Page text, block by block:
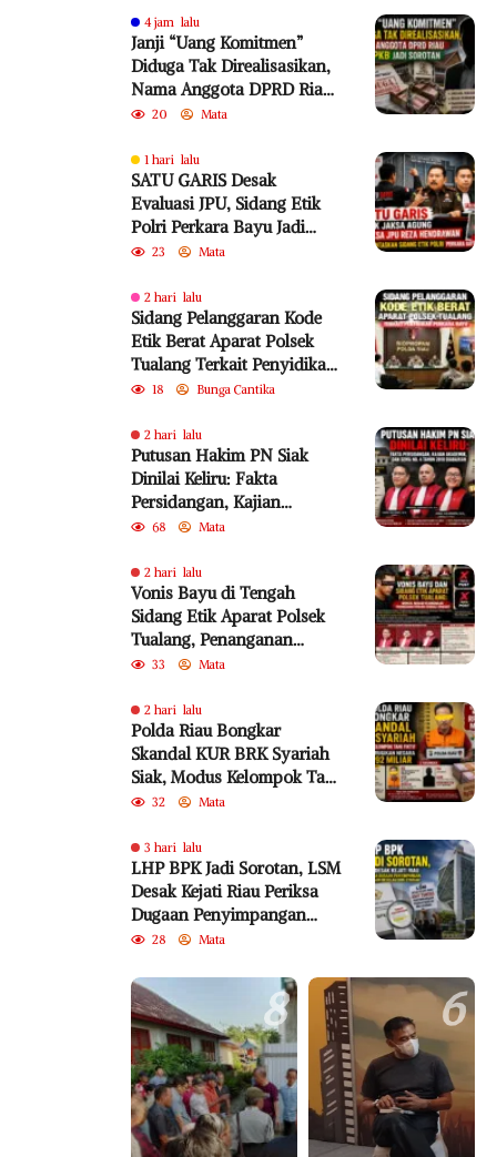
4 jam lalu
Janji “Uang Komitmen”
Diduga Tak Direalisasikan,
Nama Anggota DPRD Riau
dari PKB Jadi Sorotan
20 Mata
1 hari lalu
SATU GARIS Desak
Evaluasi JPU, Sidang Etik
Polri Perkara Bayu Jadi
Sorotan
23 Mata
2 hari lalu
Sidang Pelanggaran Kode
Etik Berat Aparat Polsek
Tualang Terkait Penyidikan
Perkara Bayu
18 Bunga Cantika
2 hari lalu
Putusan Hakim PN Siak
Dinilai Keliru: Fakta
Persidangan, Kajian
Akademik, dan SEMA No. 4
68 Mata
2 hari lalu
Vonis Bayu di Tengah
Sidang Etik Aparat Polsek
Tualang, Penanganan
Perkara Kembali Jadi
33 Mata
2 hari lalu
Polda Riau Bongkar
Skandal KUR BRK Syariah
Siak, Modus Kelompok Tani
Fiktif Diduga Rugikan
32 Mata
3 hari lalu
LHP BPK Jadi Sorotan, LSM
Desak Kejati Riau Periksa
Dugaan Penyimpangan
Program Bedelau BRK
28 Mata
8 6